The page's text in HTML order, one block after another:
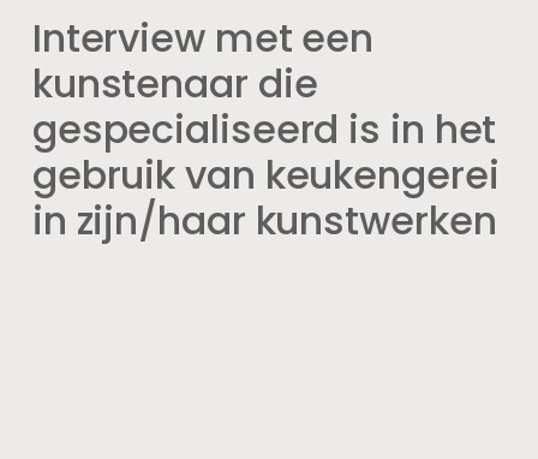
Interview met een
kunstenaar die
gespecialiseerd is in het
gebruik van keukengerei
in zijn/haar kunstwerken